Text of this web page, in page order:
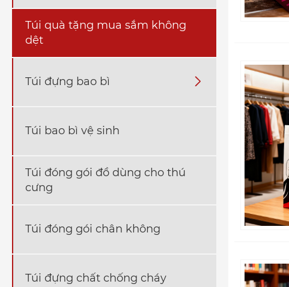
Túi quà tặng mua sắm không
dệt
Túi đựng bao bì 
Túi bao bì vệ sinh
Túi đóng gói đồ dùng cho thú
cưng
Túi đóng gói chân không
Túi đựng chất chống cháy